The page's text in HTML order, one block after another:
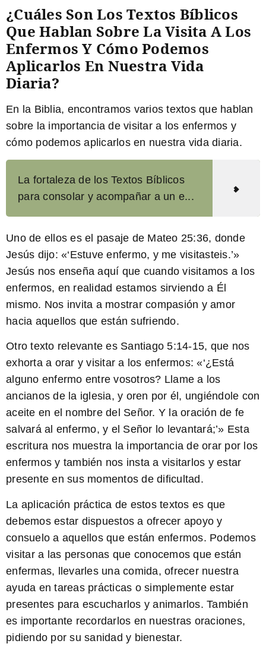
¿Cuáles Son Los Textos Bíblicos
Que Hablan Sobre La Visita A Los
Enfermos Y Cómo Podemos
Aplicarlos En Nuestra Vida
Diaria?
En la Biblia, encontramos varios textos que hablan
sobre la importancia de visitar a los enfermos y
cómo podemos aplicarlos en nuestra vida diaria.
La fortaleza de los Textos Bíblicos
para consolar y acompañar a un e...
Uno de ellos es el pasaje de Mateo 25:36, donde
Jesús dijo: «‘Estuve enfermo, y me visitasteis.’»
Jesús nos enseña aquí que cuando visitamos a los
enfermos, en realidad estamos sirviendo a Él
mismo. Nos invita a mostrar compasión y amor
hacia aquellos que están sufriendo.
Otro texto relevante es Santiago 5:14-15, que nos
exhorta a orar y visitar a los enfermos: «‘¿Está
alguno enfermo entre vosotros? Llame a los
ancianos de la iglesia, y oren por él, ungiéndole con
aceite en el nombre del Señor. Y la oración de fe
salvará al enfermo, y el Señor lo levantará;’» Esta
escritura nos muestra la importancia de orar por los
enfermos y también nos insta a visitarlos y estar
presente en sus momentos de dificultad.
La aplicación práctica de estos textos es que
debemos estar dispuestos a ofrecer apoyo y
consuelo a aquellos que están enfermos. Podemos
visitar a las personas que conocemos que están
enfermas, llevarles una comida, ofrecer nuestra
ayuda en tareas prácticas o simplemente estar
presentes para escucharlos y animarlos. También
es importante recordarlos en nuestras oraciones,
pidiendo por su sanidad y bienestar.